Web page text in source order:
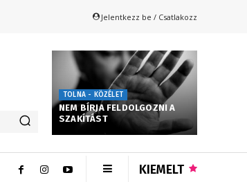
Jelentkezz be / Csatlakozz
TOLNA - KÖZÉLET
NEM BÍRJA FELDOLGOZNI A
SZAKÍTÁST
KIEMELT